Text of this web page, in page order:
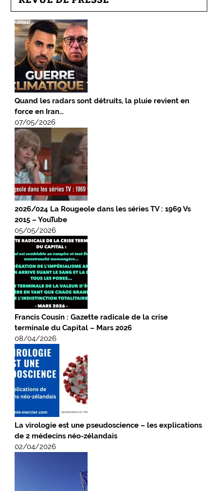
Quand les radars sont détruits, la pluie revient en
force en Iran…
07/05/2026
2026/024 La Rougeole dans les séries TV : 1969 Vs
2015 – YouTube
05/05/2026
Francis Cousin : Gazette radicale de la crise
terminale du Capital – Mars 2026
08/04/2026
La virologie est une pseudoscience – les explications
de 2 médecins néo-zélandais
02/04/2026